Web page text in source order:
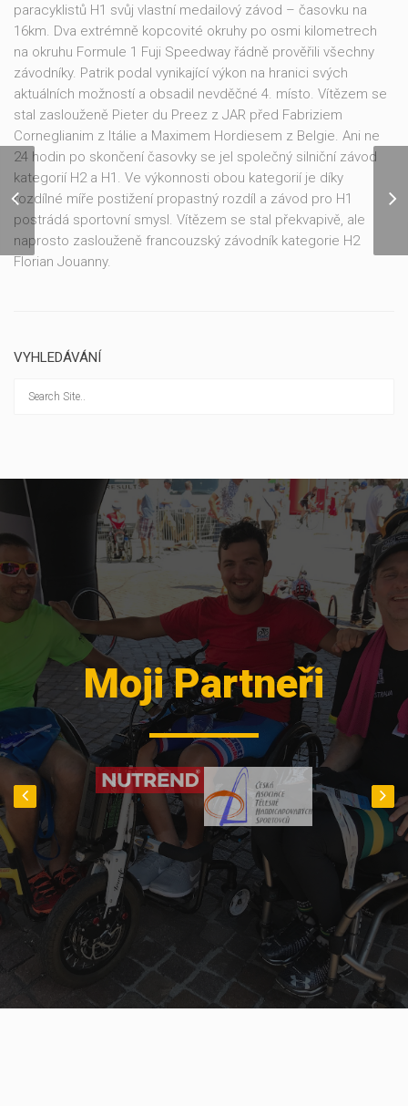
paracyklistů H1 svůj vlastní medailový závod – časovku na
16km. Dva extrémně kopcovité okruhy po osmi kilometrech
na okruhu Formule 1 Fuji Speedway řádně prověřili všechny
závodníky. Patrik podal vynikající výkon na hranici svých
aktuálních možností a obsadil nevděčné 4. místo. Vítězem se
stal zaslouženě Pieter du Preez z JAR před Fabriziem
Corneglianim z Itálie a Maximem Hordiesem z Belgie. Ani ne
24 hodin po skončení časovky se jel společný silniční závod
kategorií H2 a H1. Ve výkonnosti obou kategorií je díky
rozdílné míře postižení propastný rozdíl a závod pro H1
postrádá sportovní smysl. Vítězem se stal překvapivě, ale
naprosto zaslouženě francouzský závodník kategorie H2
Florian Jouanny.
VYHLEDÁVÁNÍ
Online Meeting s dětmi z
Nirasaki před
Paralympiádou
Moji Partneři